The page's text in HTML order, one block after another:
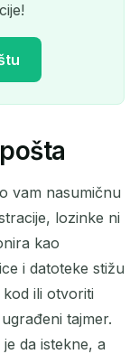
e-
QR
vam nasumičnu
lozinke ni
kao
i datoteke stižu
ili otvoriti
tajmer.
da istekne, a